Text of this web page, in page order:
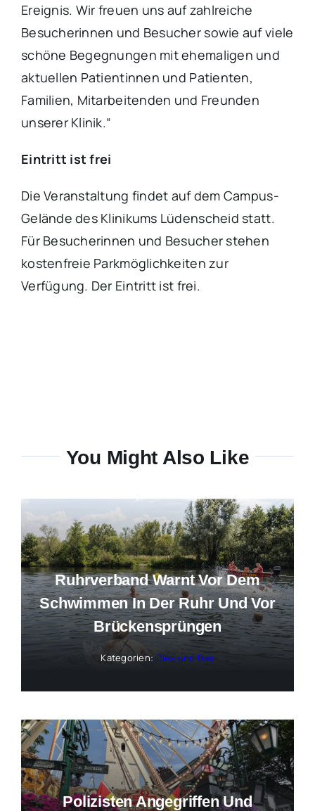
Ereignis. Wir freuen uns auf zahlreiche
Besucherinnen und Besucher sowie auf viele
schöne Begegnungen mit ehemaligen und
aktuellen Patientinnen und Patienten,
Familien, Mitarbeitenden und Freunden
unserer Klinik.“
Eintritt ist frei
Die Veranstaltung findet auf dem Campus-
Gelände des Klinikums Lüdenscheid statt.
Für Besucherinnen und Besucher stehen
kostenfreie Parkmöglichkeiten zur
Verfügung. Der Eintritt ist frei.
You Might Also Like
Ruhrverband Warnt Vor Dem
Schwimmen In Der Ruhr Und Vor
Brückensprüngen
Kategorien: Dies und Das
Polizisten Angegriffen Und